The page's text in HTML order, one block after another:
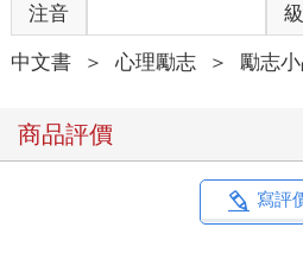
器具，然後等待暗深琥珀顏色的汁液
滴答答墜落於透明玻璃壺中，像松
在那一幢公家單位分派的日式宿舍裡
雜的聲音，卻層層堆疊著幸福的記憶
注音
中文書 ＞ 心理勵志 ＞ 勵志
商品評價
寫評